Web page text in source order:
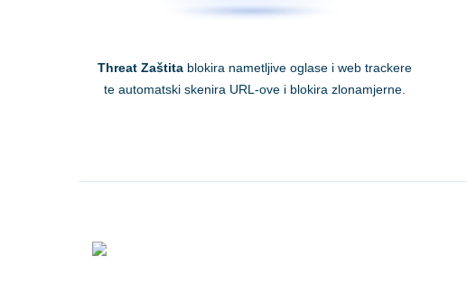
Threat Zaštita blokira nametljive oglase i web trackere
te automatski skenira URL-ove i blokira zlonamjerne.